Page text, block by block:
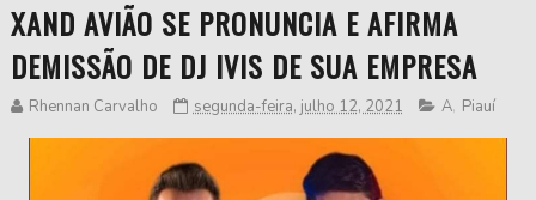
XAND AVIÃO SE PRONUNCIA E AFIRMA
DEMISSÃO DE DJ IVIS DE SUA EMPRESA
Rhennan Carvalho segunda-feira, julho 12, 2021 A, Piauí